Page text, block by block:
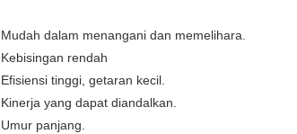
Mudah dalam menangani dan memelihara.
Kebisingan rendah
Efisiensi tinggi, getaran kecil.
Kinerja yang dapat diandalkan.
Umur panjang.